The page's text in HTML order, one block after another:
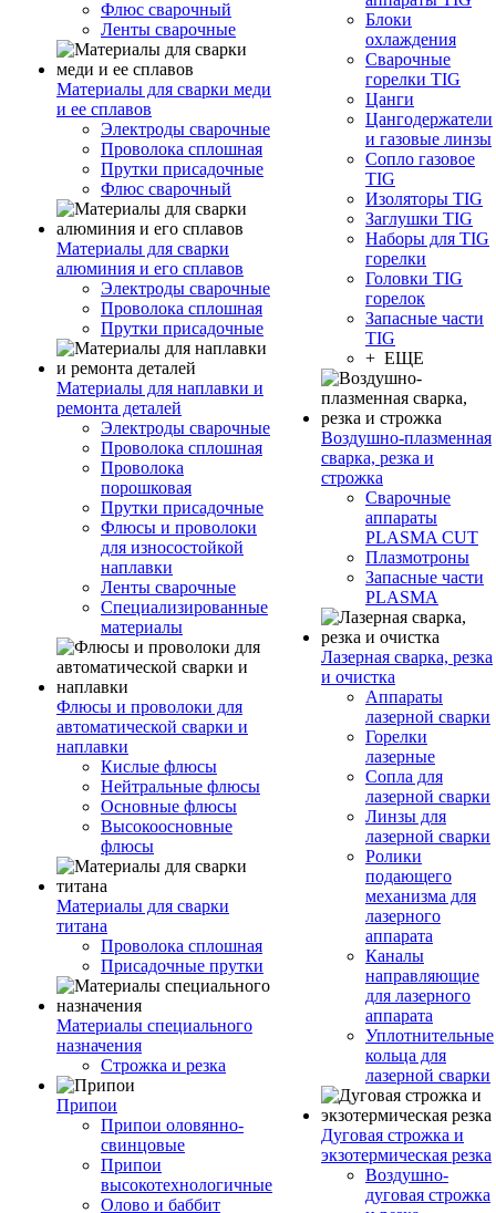
Флюс сварочный
Ленты сварочные
Материалы для сварки меди
и ее сплавов
Электроды сварочные
Проволока сплошная
Прутки присадочные
Флюс сварочный
Материалы для сварки
алюминия и его сплавов
Электроды сварочные
Проволока сплошная
Прутки присадочные
Материалы для наплавки и
ремонта деталей
Электроды сварочные
Проволока сплошная
Проволока
порошковая
Прутки присадочные
Флюсы и проволоки
для износостойкой
наплавки
Ленты сварочные
Специализированные
материалы
Флюсы и проволоки для
автоматической сварки и
наплавки
Кислые флюсы
Нейтральные флюсы
Основные флюсы
Высокоосновные
флюсы
Материалы для сварки
титана
Проволока сплошная
Присадочные прутки
Материалы специального
назначения
Строжка и резка
Припои
Припои оловянно-
свинцовые
Припои
высокотехнологичные
Олово и баббит
Блоки
охлаждения
Сварочные
горелки TIG
Цанги
Цангодержатели
и газовые линзы
Сопло газовое
TIG
Изоляторы TIG
Заглушки TIG
Наборы для TIG
горелки
Головки TIG
горелок
Запасные части
TIG
+ ЕЩЕ
Воздушно-плазменная
сварка, резка и
строжка
Сварочные
аппараты
PLASMA CUT
Плазмотроны
Запасные части
PLASMA
Лазерная сварка, резка
и очистка
Аппараты
лазерной сварки
Горелки
лазерные
Сопла для
лазерной сварки
Линзы для
лазерной сварки
Ролики
подающего
механизма для
лазерного
аппарата
Каналы
направляющие
для лазерного
аппарата
Уплотнительные
кольца для
лазерной сварки
Дуговая строжка и
экзотермическая резка
Воздушно-
дуговая строжка